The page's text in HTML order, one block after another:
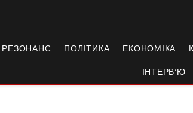
РЕЗОНАНС ПОЛІТИКА ЕКОНОМІКА
ІНТЕРВ’Ю